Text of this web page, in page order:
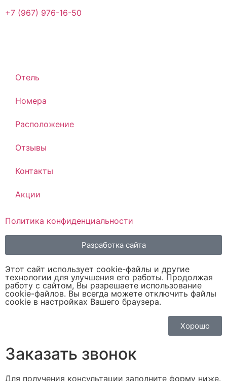
+7 (967) 976-16-50
Отель
Номера
Расположение
Отзывы
Контакты
Акции
Политика конфиденциальности
Разработка сайта
Этот сайт использует cookie-файлы и другие
технологии для улучшения его работы. Продолжая
работу с сайтом, Вы разрешаете использование
cookie-файлов. Вы всегда можете отключить файлы
cookie в настройках Вашего браузера.
Хорошо
Заказать звонок
Для получения консультации заполните форму ниже.